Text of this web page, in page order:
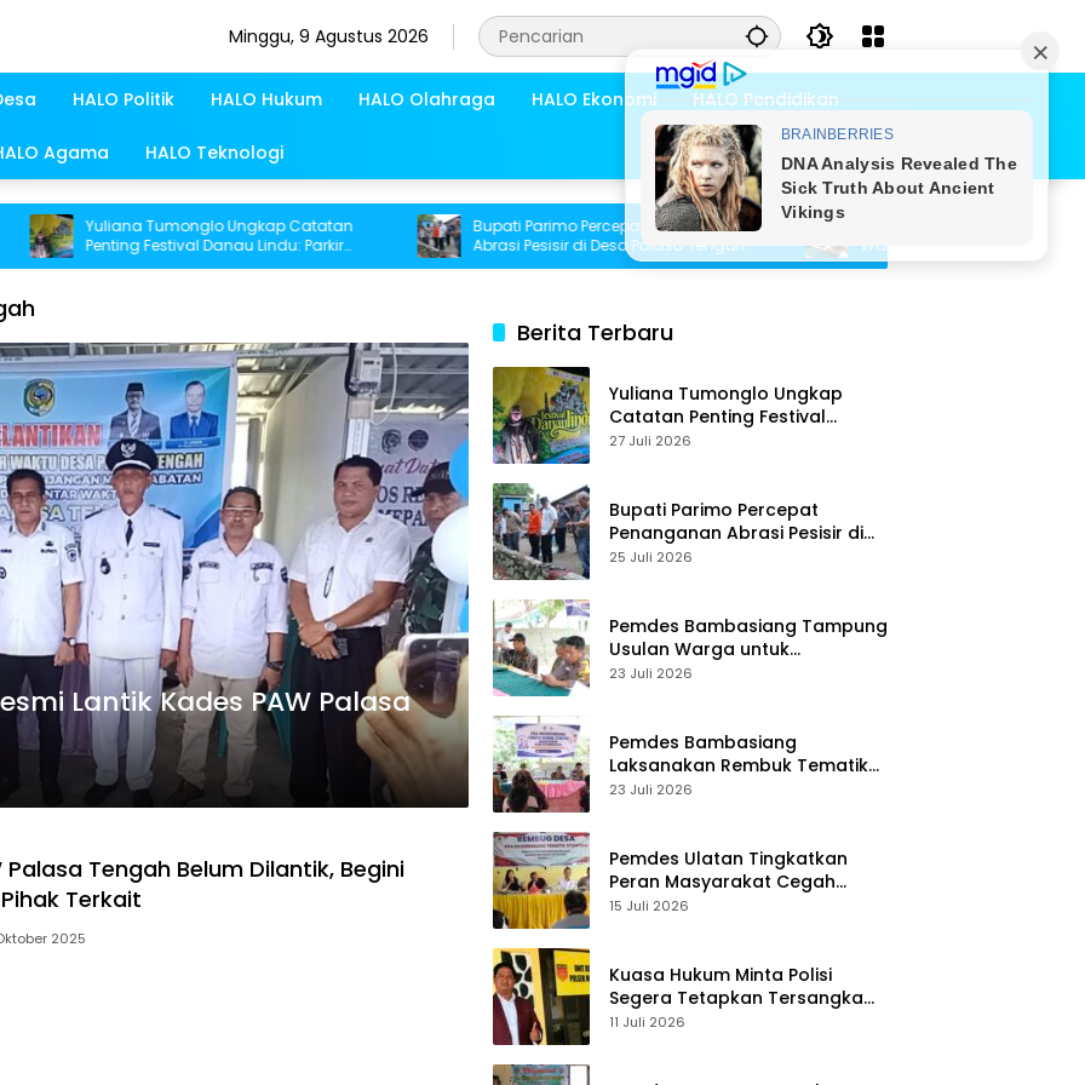
Minggu, 9 Agustus 2026
HALO Politik HALO Hukum HALO Olahraga HALO Ekonomi HALO Pendidikan
Agama HALO Teknologi
Yuliana Tumonglo Ungkap Catatan
Penting Festival Danau Lindu: Parkir
hingga Toilet Harus Jadi Prioritas
Bupati Parimo Percepat Penanganan
Abrasi Pesisir di Desa Palasa Tengah
Pemdes Bambasiang Tampung
Warga untuk Penyusunan RKPDes
Lantik Kades PAW Palasa
Palasa Tengah Belum Dilantik, Begini
Terkait
2025
Berita Terbaru
Yuliana Tumonglo Ungkap
Catatan Penting Festival
Danau Lindu: Parkir hingga
27 Juli 2026
Bupati Parimo Percepat
Penanganan Abrasi Pesisir di
Desa Palasa Tengah
25 Juli 2026
Pemdes Bambasiang Tampung
Usulan Warga untuk
Penyusunan RKPDes 2027
23 Juli 2026
Pemdes Bambasiang
Laksanakan Rembuk Tematik
Stunting
23 Juli 2026
Pemdes Ulatan Tingkatkan
Peran Masyarakat Cegah
Stunting
15 Juli 2026
Kuasa Hukum Minta Polisi
Segera Tetapkan Tersangka
Usai Kasus Pencurian di Rumah
11 Juli 2026